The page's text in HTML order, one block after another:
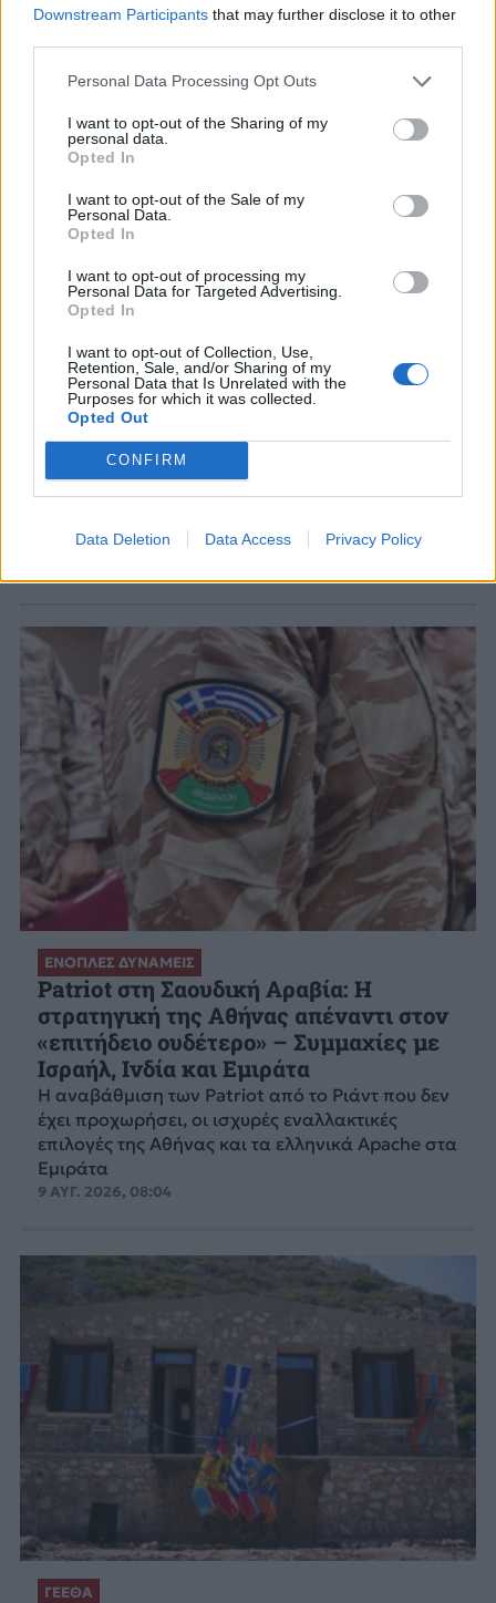
Downstream Participants that may further disclose it to other
Personal Data Processing Opt Outs
I want to opt-out of the Sharing of my
personal data.
Opted In
I want to opt-out of the Sale of my
Personal Data.
Opted In
I want to opt-out of processing my
Personal Data for Targeted Advertising.
Opted In
I want to opt-out of Collection, Use,
Retention, Sale, and/or Sharing of my
Personal Data that Is Unrelated with the
Purposes for which it was collected.
Opted Out
CONFIRM
Data Deletion Data Access Privacy Policy
δεν είναι προετοιμασμένη
για επιθέσεις της Ρωσίας
με μη επανδρωμένα
στο Αιγαίο με
και
επανδρωμένα
ΕΝΟΠΛΕΣ ΔΥΝΑΜΕΙΣ
Patriot στη Σαουδική Αραβία: Η
στρατηγική της Αθήνας απέναντι στον
«επιτήδειο ουδέτερο» – Συμμαχίες με
Ισραήλ, Ινδία και Εμιράτα
Η αναβάθμιση των Patriot από το Ριάντ που δεν
έχει προχωρήσει, οι ισχυρές εναλλακτικές
επιλογές της Αθήνας και τα ελληνικά Apache στα
Εμιράτα
9 ΑΥΓ. 2026, 08:04
ΓΕΕΘΑ